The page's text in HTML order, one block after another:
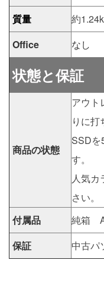
質量
約
Office
なし
状態と保証
商品の状態
アウト
りに打
SSDを
す。
人気カ
さい。
付属品
純箱
保証
中古